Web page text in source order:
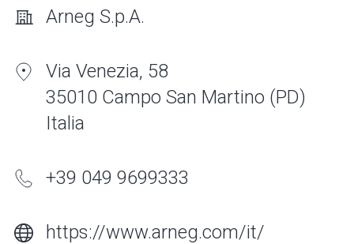
Arneg S.p.A.
Via Venezia, 58
35010 Campo San Martino (PD)
Italia
+39 049 9699333
https://www.arneg.com/it/